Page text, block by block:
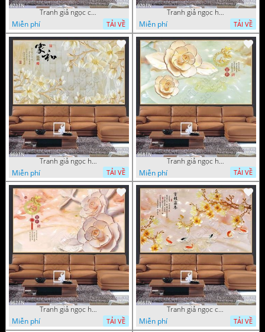
Tranh giả ngọc cá Koi
Miễn phí
TẢI VỀ
Tranh giả ngọc hoa cổ điển
Miễn phí
TẢI VỀ
Tranh giả ngọc hoa nền gạch
Miễn phí
TẢI VỀ
Tranh giả ngọc hoa mai thư pháp
Miễn phí
TẢI VỀ
Tranh giả ngọc hoa mai
Miễn phí
TẢI VỀ
Tranh giả ngọc cá chép và hoa ngọc
Miễn phí
TẢI VỀ